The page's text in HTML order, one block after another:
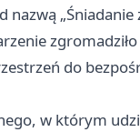
nazwą „Śniadanie
do
w którym